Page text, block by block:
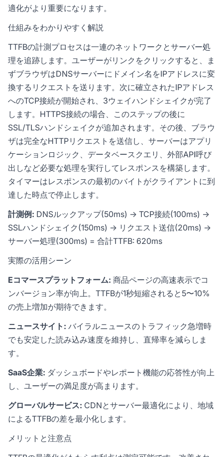
適化がより重要になります。
仕組みをわかりやすく解説
TTFBの計測プロセスは一連のネットワークとサーバー処
理を追跡します。ユーザーがリンクをクリックすると、ま
ずブラウザはDNSサーバーにドメイン名をIPアドレスに変
換するリクエストを送ります。次に確立されたIPアドレス
へのTCP接続が開始され、3ウェイハンドシェイクが完了
します。HTTPS接続の場合、このステップの後に
SSL/TLSハンドシェイクが追加されます。その後、ブラウ
ザは完全なHTTPリクエストを送信し、サーバーはアプリ
ケーションロジック、データベースクエリ、外部API呼び
出しなど必要な処理を実行してレスポンスを構築します。
タイマーはレスポンスの最初のバイトがクライアントに到
達した時点で停止します。
計測例: DNSルックアップ(50ms) → TCP接続(100ms) →
SSLハンドシェイク(150ms) → リクエスト送信(20ms) →
サーバー処理(300ms) = 合計TTFB: 620ms
実際の活用シーン
Eコマースプラットフォーム: 商品ページの高速表示でコ
ンバージョン率が向上。TTFBが1秒短縮されると5〜10%
の売上増加が期待できます。
ニュースサイト: バイラルニュースのトラフィック急増時
でも安定した読み込み速度を維持し、直帰率を減らしま
す。
SaaS企業: ダッシュボードやレポート機能の応答性が向上
し、ユーザーの満足度が高まります。
グローバルサービス: CDNとサーバー最適化により、地域
によるTTFBの差を最小化します。
メリットと注意点